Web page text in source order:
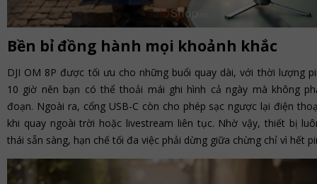
Bền bỉ đồng hành mọi khoảnh khắc
DJI OM 8P được tối ưu cho những buổi quay dài, với thời lượng
10 giờ nên bạn có thể thoải mái ghi hình cả ngày mà không
đoạn. Ngoài ra, cổng USB-C còn cho phép sạc ngược lại điện
khi quay ngoài trời hoặc livestream liên tục. Nhờ vậy, thiết bị
thái sẵn sàng, hạn chế tối đa việc phải dừng giữa chừng chỉ vì hết